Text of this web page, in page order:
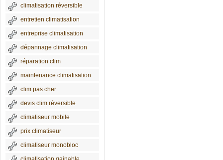
climatisation réversible
entretien climatisation
entreprise climatisation
dépannage climatisation
réparation clim
maintenance climatisation
clim pas cher
devis clim réversible
climatiseur mobile
prix climatiseur
climatiseur monobloc